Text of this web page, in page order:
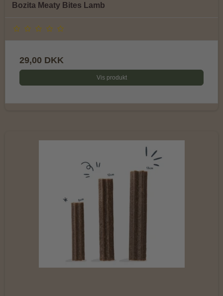
Bozita Meaty Bites Lamb
29,00 DKK
Vis produkt